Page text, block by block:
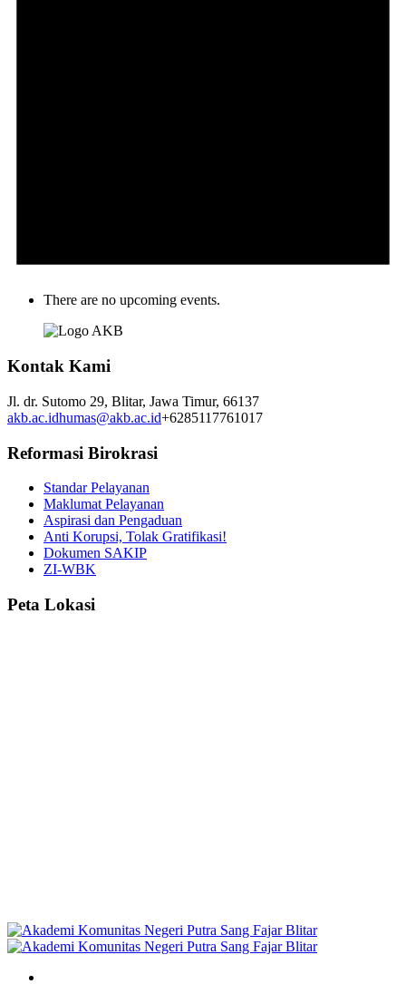
There are no upcoming events.
Kontak Kami
Jl. dr. Sutomo 29, Blitar, Jawa Timur, 66137
akb.ac.idhumas@akb.ac.id+6285117761017
Reformasi Birokrasi
Standar Pelayanan
Maklumat Pelayanan
Aspirasi dan Pengaduan
Anti Korupsi, Tolak Gratifikasi!
Dokumen SAKIP
ZI-WBK
Peta Lokasi